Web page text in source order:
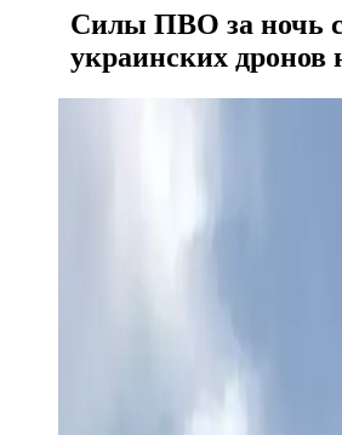
Силы ПВО за ночь
украинских дронов